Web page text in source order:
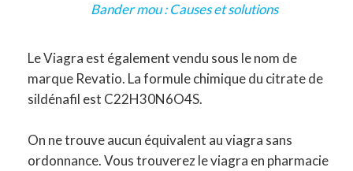
Bander mou : Causes et solutions
Le Viagra est également vendu sous le nom de
marque Revatio. La formule chimique du citrate de
sildénafil est C22H30N6O4S.
On ne trouve aucun équivalent au viagra sans
ordonnance. Vous trouverez le viagra en pharmacie